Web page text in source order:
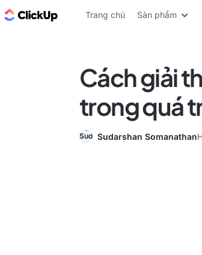
ClickUp Blog
Trang chủ Sản phẩm
Cách giải
trong quá
Sudarshan Somanathan